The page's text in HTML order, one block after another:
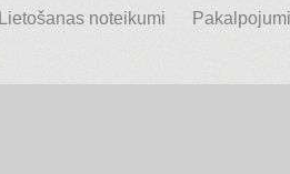
Lietošanas noteikumi